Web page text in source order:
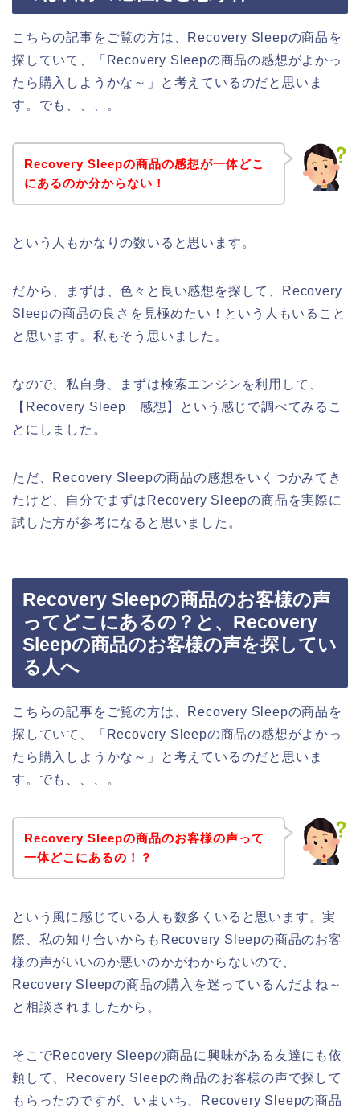
こちらの記事をご覧の方は、Recovery Sleepの商品を
探していて、「Recovery Sleepの商品の感想がよかっ
たら購入しようかな～」と考えているのだと思いま
す。でも、、、。
Recovery Sleepの商品の感想が一体どこ
にあるのか分からない！
という人もかなりの数いると思います。
だから、まずは、色々と良い感想を探して、Recovery
Sleepの商品の良さを見極めたい！という人もいること
と思います。私もそう思いました。
なので、私自身、まずは検索エンジンを利用して、
【Recovery Sleep 感想】という感じで調べてみるこ
とにしました。
ただ、Recovery Sleepの商品の感想をいくつかみてき
たけど、自分でまずはRecovery Sleepの商品を実際に
試した方が参考になると思いました。
Recovery Sleepの商品のお客様の声
ってどこにあるの？と、Recovery
Sleepの商品のお客様の声を探してい
る人へ
こちらの記事をご覧の方は、Recovery Sleepの商品を
探していて、「Recovery Sleepの商品の感想がよかっ
たら購入しようかな～」と考えているのだと思いま
す。でも、、、。
Recovery Sleepの商品のお客様の声って
一体どこにあるの！？
という風に感じている人も数多くいると思います。実
際、私の知り合いからもRecovery Sleepの商品のお客
様の声がいいのか悪いのかがわからないので、
Recovery Sleepの商品の購入を迷っているんだよね～
と相談されましたから。
そこでRecovery Sleepの商品に興味がある友達にも依
頼して、Recovery Sleepの商品のお客様の声で探して
もらったのですが、いまいち、Recovery Sleepの商品